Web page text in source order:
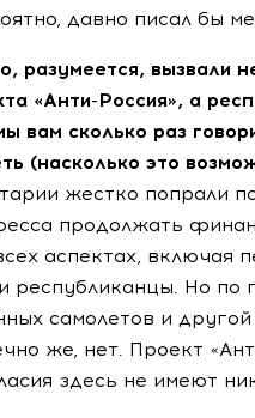
давно писал бы
разумеется, вызвали
«Анти-Россия», а
вам сколько раз
(насколько это
жестко попрали
продолжать
аспектах, включая
республиканцы. Но по
самолетов и
же, нет. Проект
здесь не имеют